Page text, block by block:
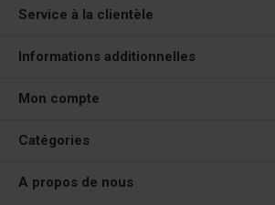
Service à la clientèle
Informations additionnelles
Mon compte
Catégories
A propos de nous